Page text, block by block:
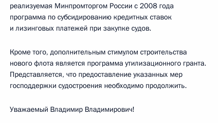
реализуемая Минпромторгом России с 2008 года
программа по субсидированию кредитных ставок
и лизинговых платежей при закупке судов.
Кроме того, дополнительным стимулом строительства
нового флота является программа утилизационного гранта.
Представляется, что предоставление указанных мер
господдержки судостроения необходимо продолжить.
Уважаемый Владимир Владимирович!